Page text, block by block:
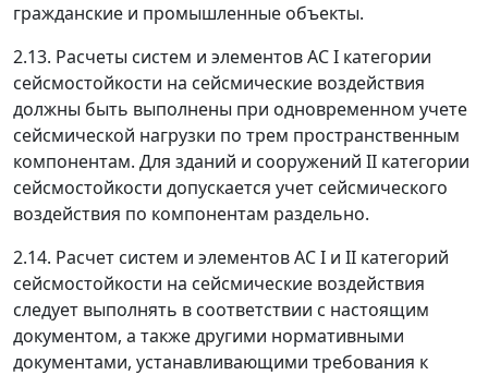
гражданские и промышленные объекты.
2.13. Расчеты систем и элементов АС I категории
сейсмостойкости на сейсмические воздействия
должны быть выполнены при одновременном учете
сейсмической нагрузки по трем пространственным
компонентам. Для зданий и сооружений II категории
сейсмостойкости допускается учет сейсмического
воздействия по компонентам раздельно.
2.14. Расчет систем и элементов АСI и II категорий
сейсмостойкости на сейсмические воздействия
следует выполнять в соответствии с настоящим
документом, а также другими нормативными
документами, устанавливающими требования к